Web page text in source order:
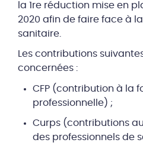
la 1re réduction mise en
2020 afin de faire face à
sanitaire.
Les contributions
concernées :
CFP (contribution à la
professionnelle) ;
Curps (contributions
des professionnels de